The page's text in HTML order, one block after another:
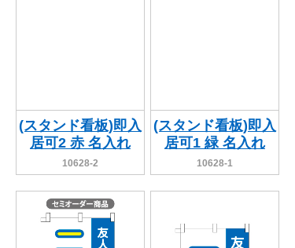
(スタンド看板)即入
居可2 赤 名入れ
10628-2
(スタンド看板)即入
居可1 緑 名入れ
10628-1